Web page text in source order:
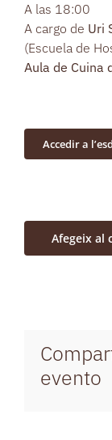
A las 18:00
A cargo de Uri
(Escuela de
Aula de Cuina
Accedir a
Afegeix al
evento